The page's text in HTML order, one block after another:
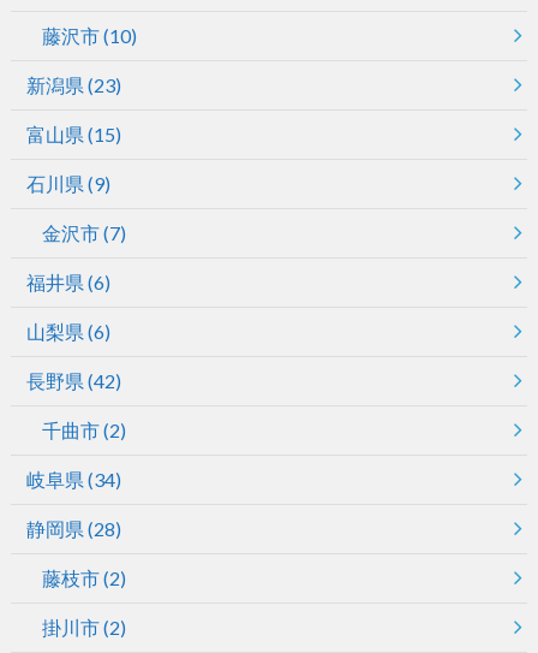
藤沢市(10)
新潟県 (23)
富山県 (15)
石川県 (9)
金沢市(7)
福井県 (6)
山梨県 (6)
長野県 (42)
千曲市(2)
岐阜県 (34)
静岡県 (28)
藤枝市(2)
掛川市(2)